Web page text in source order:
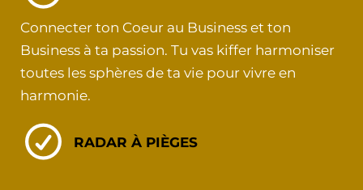
Connecter ton Coeur au Business et ton
Business à ta passion. Tu vas kiffer harmoniser
toutes les sphères de ta vie pour vivre en
harmonie.
RADAR À PIÈGES